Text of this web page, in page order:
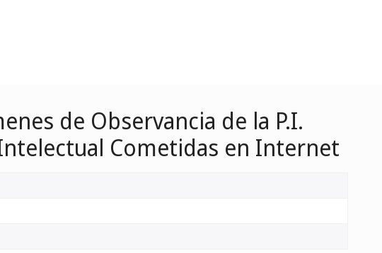
de Observancia de la P.I.
Cometidas en Internet